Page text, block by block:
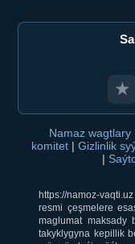
★
Namaz wagtlary
komitet | Gizlinlik
|
https://namoz-
resmi çeşmelere
maglumat
takyklygyna kepillik